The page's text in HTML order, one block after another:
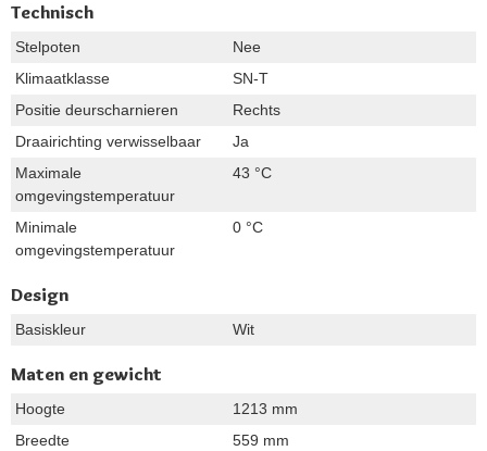
Technisch
Stelpoten
Nee
Klimaatklasse
SN-T
Positie deurscharnieren
Rechts
Draairichting verwisselbaar
Ja
Maximale
omgevingstemperatuur
43 °C
Minimale
omgevingstemperatuur
0 °C
Design
Basiskleur Wit
Maten en gewicht
Hoogte
1213 mm
Breedte
559 mm